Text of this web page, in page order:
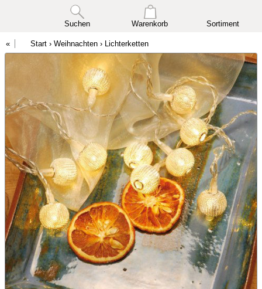
Suchen Warenkorb Sortiment
Start › Weihnachten › Lichterketten